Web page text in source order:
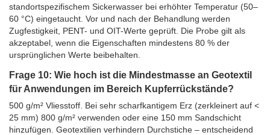
standortspezifischem Sickerwasser bei erhöhter Temperatur (50–
60 °C) eingetaucht. Vor und nach der Behandlung werden
Zugfestigkeit, PENT- und OIT-Werte geprüft. Die Probe gilt als
akzeptabel, wenn die Eigenschaften mindestens 80 % der
ursprünglichen Werte beibehalten.
Frage 10: Wie hoch ist die Mindestmasse an Geotextil
für Anwendungen im Bereich Kupferrückstände?
500 g/m² Vliesstoff. Bei sehr scharfkantigem Erz (zerkleinert auf <
25 mm) 800 g/m² verwenden oder eine 150 mm Sandschicht
hinzufügen. Geotextilien verhindern Durchstiche – entscheidend